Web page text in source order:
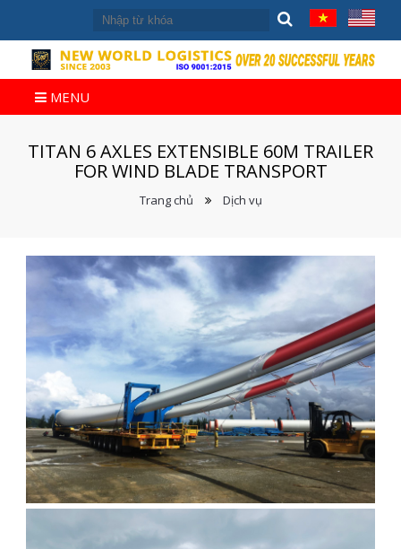
MENU
TITAN 6 AXLES EXTENSIBLE 60M TRAILER
FOR WIND BLADE TRANSPORT
Trang chủ Dịch vụ